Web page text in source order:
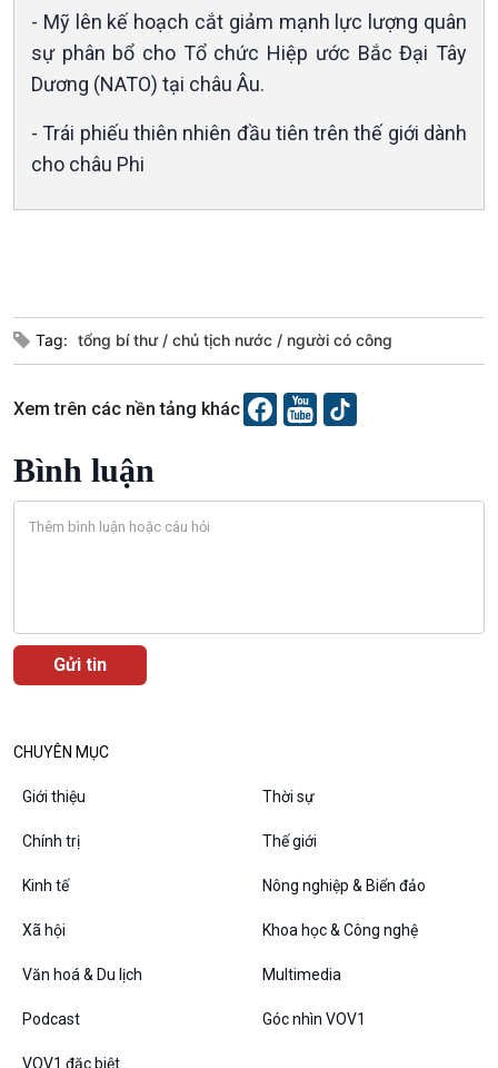
Văn hoá & Du lịch
Tin Văn hoá & Du lịch
Chát với người nổi tiếng
Multimedia
Ảnh
E-Magazine
VOV1 đặc biệt
- Mỹ lên kế hoạch cắt giảm mạnh lực lượng quân
sự phân bổ cho Tổ chức Hiệp ước Bắc Đại Tây
Dương (NATO) tại châu Âu.
- Trái phiếu thiên nhiên đầu tiên trên thế giới dành
cho châu Phi
Tag: tổng bí thư chủ tịch nước người có công
Xem trên các nền tảng khác
Bình luận
CHUYÊN MỤC
Giới thiệu Thời sự
Chính trị Thế giới
Kinh tế Nông nghiệp & Biển đảo
Xã hội Khoa học & Công nghệ
Văn hoá & Du lịch Multimedia
Podcast Góc nhìn VOV1
VOV1 đặc biệt